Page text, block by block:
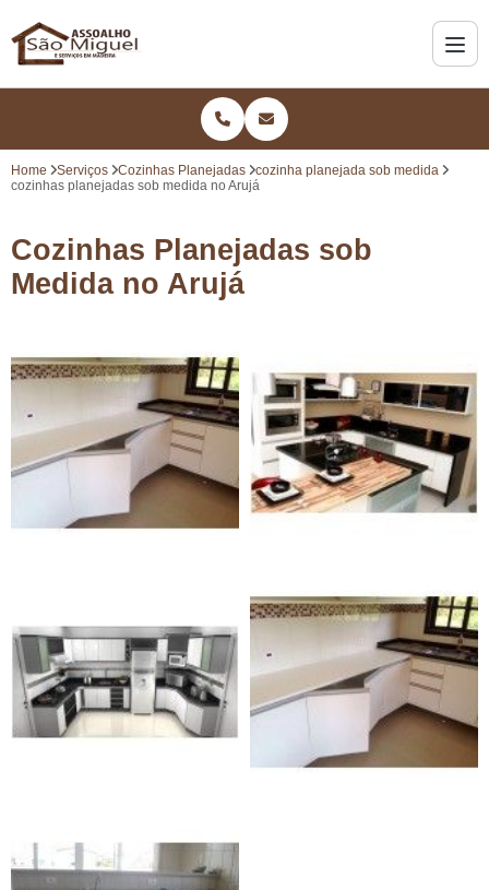
Home Serviços Cozinhas Planejadas
cozinha planejada sob medida
cozinhas planejadas sob medida no Arujá
Cozinhas Planejadas sob
Medida no Arujá